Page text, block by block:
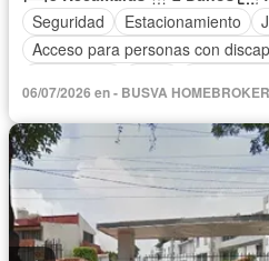
Seguridad
Estacionamiento
Acceso para personas con
Televisión por cable
Gas
Despacho
Vista panorámica
Caseta de vigilancia
06/07/2026 en - BUSVA